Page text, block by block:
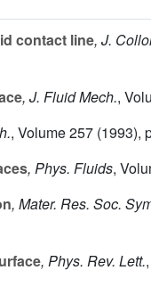
contact line, J.
, J. Fluid Mech.,
, Volume 257 (1993),
, Phys. Fluids,
, Mater. Res. Soc.
, Phys. Rev. Lett.